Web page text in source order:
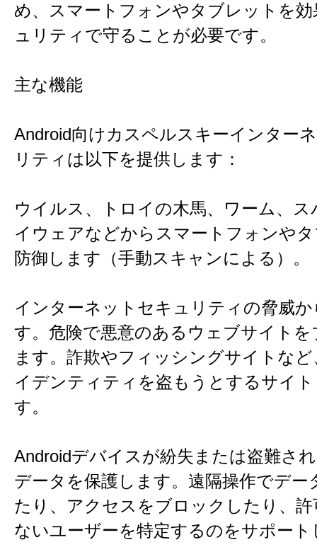
め、スマートフォンやタブレットを
ュリティで守ることが必要です。
主な機能
Android向けカスペルスキーインター
リティは以下を提供します：
ウイルス、トロイの木馬、ワーム、ス
イウェアなどからスマートフォンや
防御します（手動スキャンによる）。
インターネットセキュリティの脅威
す。危険で悪意のあるウェブサイト
ます。詐欺やフィッシングサイトな
イデンティティを盗もうとするサイ
す。
Androidデバイスが紛失または盗難さ
データを保護します。遠隔操作でデー
たり、アクセスをブロックしたり、
ないユーザーを特定するのをサポート